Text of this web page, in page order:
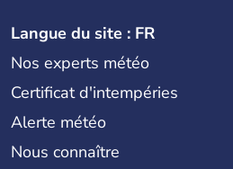
Langue du site : FR
Nos experts météo
Certificat d'intempéries
Alerte météo
Nous connaître